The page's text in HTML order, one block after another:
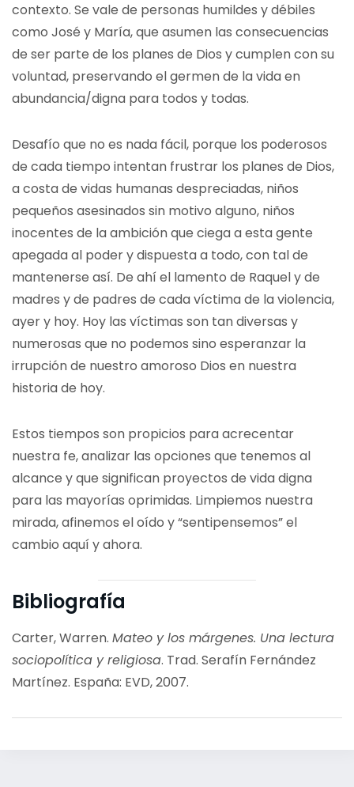
contexto. Se vale de personas humildes y débiles
como José y María, que asumen las consecuencias
de ser parte de los planes de Dios y cumplen con su
voluntad, preservando el germen de la vida en
abundancia/digna para todos y todas.
Desafío que no es nada fácil, porque los poderosos
de cada tiempo intentan frustrar los planes de Dios,
a costa de vidas humanas despreciadas, niños
pequeños asesinados sin motivo alguno, niños
inocentes de la ambición que ciega a esta gente
apegada al poder y dispuesta a todo, con tal de
mantenerse así. De ahí el lamento de Raquel y de
madres y de padres de cada víctima de la violencia,
ayer y hoy. Hoy las víctimas son tan diversas y
numerosas que no podemos sino esperanzar la
irrupción de nuestro amoroso Dios en nuestra
historia de hoy.
Estos tiempos son propicios para acrecentar
nuestra fe, analizar las opciones que tenemos al
alcance y que significan proyectos de vida digna
para las mayorías oprimidas. Limpiemos nuestra
mirada, afinemos el oído y “sentipensemos” el
cambio aquí y ahora.
Bibliografía
Carter, Warren. Mateo y los márgenes. Una lectura
sociopolítica y religiosa. Trad. Serafín Fernández
Martínez. España: EVD, 2007.